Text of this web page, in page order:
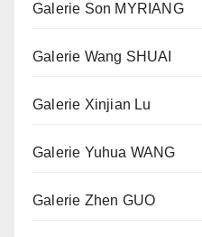
Galerie Son MYRIANG
Galerie Wang SHUAI
Galerie Xinjian Lu
Galerie Yuhua WANG
Galerie Zhen GUO